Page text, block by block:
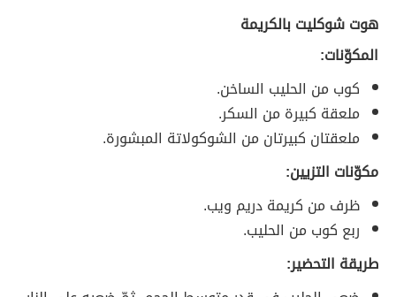
هوت شوكليت بالكريمة
المكوّنات:
كوب من الحليب الساخن.
ملعقة كبيرة من السكر.
ملعقتان كبيرتان من الشوكولاتة المبشورة.
مكوّنات التزيين:
ظرف من كريمة دريم ويب.
ربع كوب من الحليب.
طريقة التحضير: